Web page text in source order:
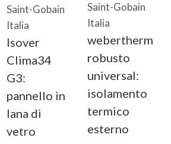
Saint-Gobain
Italia
Isover
Clima34
G3:
pannello in
lana di
vetro
Saint-Gobain
Italia
webertherm
robusto
universal:
isolamento
termico
esterno